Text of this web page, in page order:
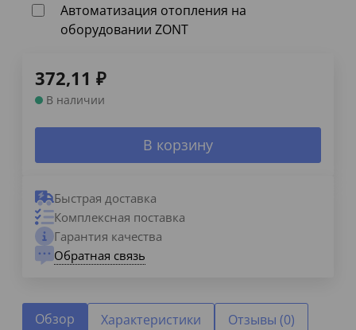
Автоматизация отопления на
оборудовании ZONT
372,11 ₽
В наличии
В корзину
Быстрая доставка
Комплексная поставка
Гарантия качества
Обратная связь
Обзор Характеристики Отзывы (0)